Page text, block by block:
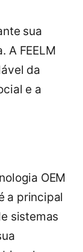
sua
A FEELM
da
e a
OEM
a principal
sistemas